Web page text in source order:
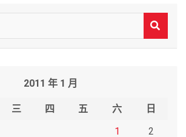
2011 年 1 月
三 四 五 六
日
1
2